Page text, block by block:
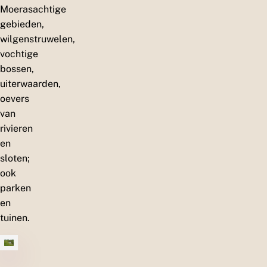
Moerasachtige
gebieden,
wilgenstruwelen,
vochtige
bossen,
uiterwaarden,
oevers
van
rivieren
en
sloten;
ook
parken
en
tuinen.